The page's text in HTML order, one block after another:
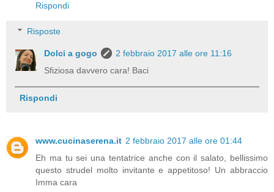
Rispondi
Risposte
Dolci a gogo
2 febbraio 2017 alle ore 11:16
Sfiziosa davvero cara! Baci
Rispondi
www.cucinaserena.it 2 febbraio 2017 alle ore 01:44
Eh ma tu sei una tentatrice anche con il salato, bellissimo
questo strudel molto invitante e appetitoso! Un abbraccio
Imma cara